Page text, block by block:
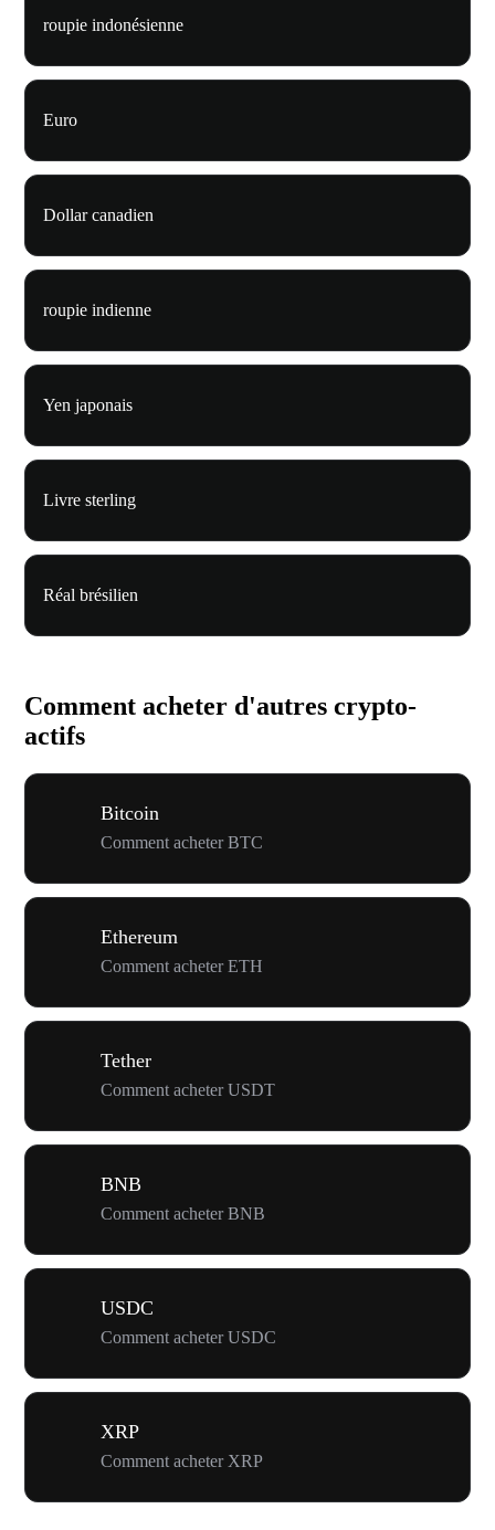
roupie indonésienne
Euro
Dollar canadien
roupie indienne
Yen japonais
Livre sterling
Réal brésilien
Comment acheter d'autres crypto-
actifs
Bitcoin
Comment acheter BTC
Ethereum
Comment acheter ETH
Tether
Comment acheter USDT
BNB
Comment acheter BNB
USDC
Comment acheter USDC
XRP
Comment acheter XRP